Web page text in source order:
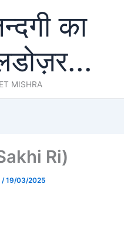
का
MISHRA
Ri)
/19/03/2025